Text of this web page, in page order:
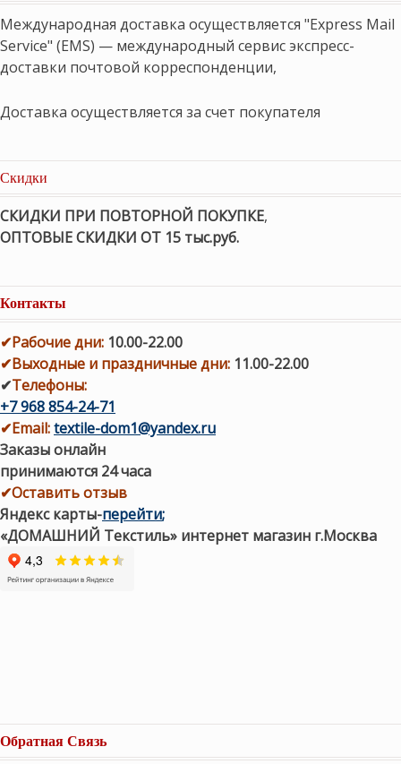
Международная доставка осуществляется "Express Mail
Service" (EMS) — международный сервис экспресс-
доставки почтовой корреспонденции,
Доставка осуществляется за счет покупателя
Скидки
СКИДКИ ПРИ ПОВТОРНОЙ ПОКУПКЕ,
ОПТОВЫЕ СКИДКИ ОТ 15 тыс.руб.
Контакты
✔Рабочие дни: 10.00-22.00
✔Выходные и праздничные дни: 11.00-22.00
✔Телефоны:
+7 968 854-24-71
✔Email:textile-dom1@yandex.ru
Заказы онлайн
принимаются 24 часа
✔Оставить отзыв
Яндекс карты-перейти;
«ДОМАШНИЙ Текстиль» интернет магазин г.Москва
Обратная Связь